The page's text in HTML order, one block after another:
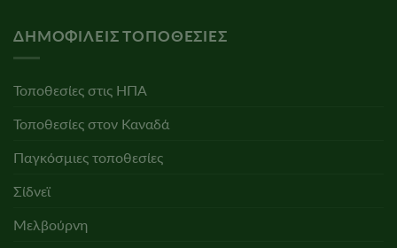
ΔΗΜΟΦΙΛΕΊΣ ΤΟΠΟΘΕΣΊΕΣ
Τοποθεσίες στις ΗΠΑ
Τοποθεσίες στον Καναδά
Παγκόσμιες τοποθεσίες
Σίδνεϊ
Μελβούρνη